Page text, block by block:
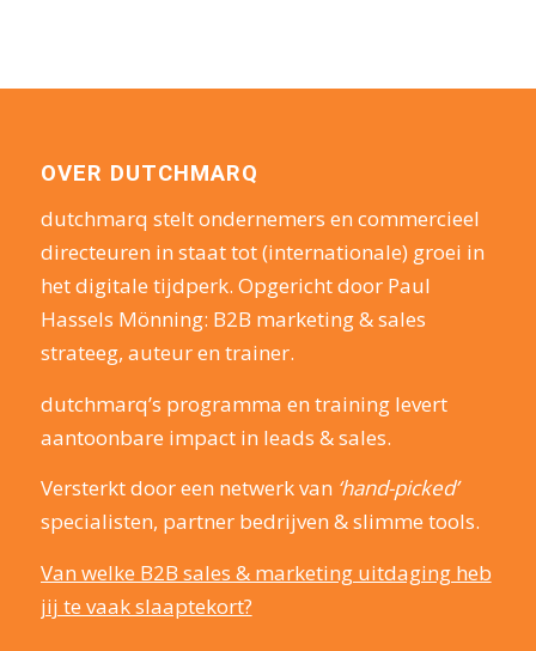
OVER DUTCHMARQ
dutchmarq stelt ondernemers en commercieel
directeuren in staat tot (internationale) groei in
het digitale tijdperk. Opgericht door Paul
Hassels Mönning: B2B marketing & sales
strateeg, auteur en trainer.
dutchmarq’s programma en training levert
aantoonbare impact in leads & sales.
Versterkt door een netwerk van ‘hand-picked’
specialisten, partner bedrijven & slimme tools.
Van welke B2B sales & marketing uitdaging heb
jij te vaak slaaptekort?